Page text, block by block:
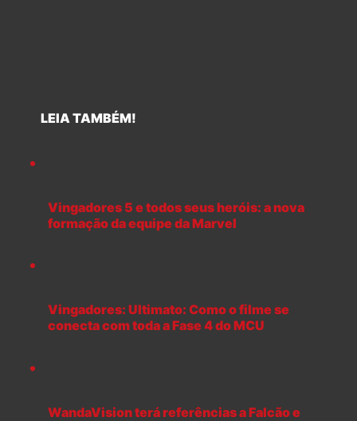
LEIA TAMBÉM!
Vingadores 5 e todos seus heróis: a nova
formação da equipe da Marvel
Vingadores: Ultimato: Como o filme se
conecta com toda a Fase 4 do MCU
WandaVision terá referências a Falcão e